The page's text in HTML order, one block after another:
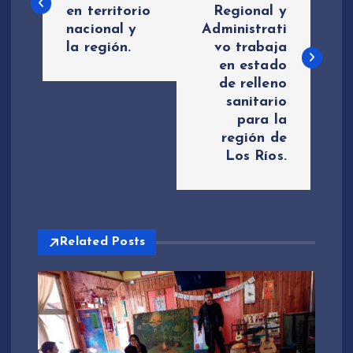
v
ó
n
d
en territorio
nacional y
la región.
Regional y
Administrati
vo trabaja
en estado
de relleno
sanitario
para la
región de
Los Ríos.
Related Posts